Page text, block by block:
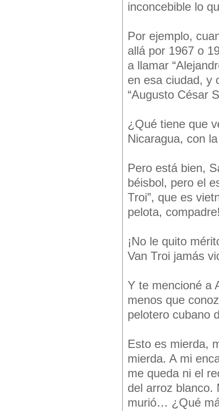
inconcebible lo
Por ejemplo,
allá por 1967 o
a llamar
en esa ciudad, y
“Augusto César
¿Qué tiene que
Nicaragua, con
Pero está bien,
béisbol, pero el
Troi”, que es
pelota,
¡No le quito
Van Troi jamás
Y te mencioné a
menos que
pelotero cubano
Esto es mierda,
mierda. A mi
me queda ni el
del arroz blanco.
murió… ¿Qué